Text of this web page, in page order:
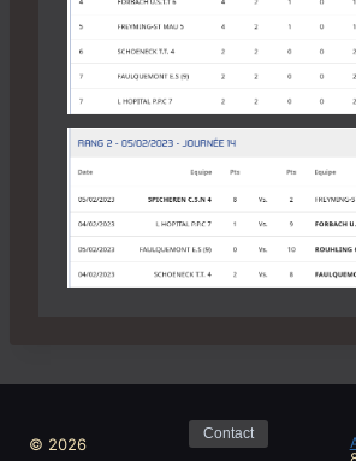
© 2026
Contact